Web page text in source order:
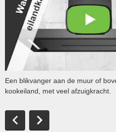
Een blikvanger aan de muur of
kookeiland, met veel afzuigkracht.